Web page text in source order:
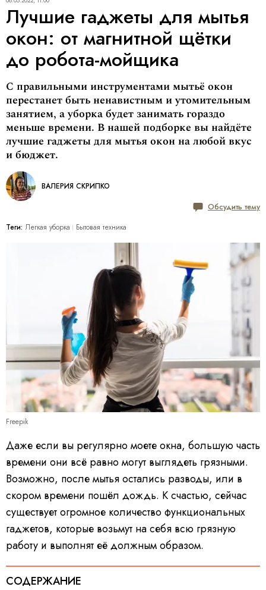
Лучшие гаджеты для мытья
окон: от магнитной щётки
до робота-мойщика
С правильными инструментами мытьё окон
перестанет быть ненавистным и утомительным
занятием, а уборка будет занимать гораздо
меньше времени. В нашей подборке вы найдёте
лучшие гаджеты для мытья окон на любой вкус
и бюджет.
ВАЛЕРИЯ СКРИПКО
Обсудить тему
Теги: Легкая уборка Бытовая техника
Freepik
Даже если вы регулярно моете окна, большую часть
времени они всё равно могут выглядеть грязными.
Возможно, после мытья остались разводы, или в
скором времени пошёл дождь. К счастью, сейчас
существует огромное количество функциональных
гаджетов, которые возьмут на себя всю грязную
работу и выполнят её должным образом.
СОДЕРЖАНИЕ